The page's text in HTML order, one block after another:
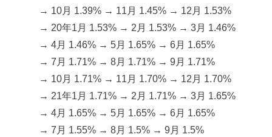
→ 10月 1.39% → 11月 1.45% → 12月 1.53%
→ 20年1月 1.53% → 2月 1.53% → 3月 1.46%
→ 4月 1.46% → 5月 1.65% → 6月 1.65%
→ 7月 1.71% → 8月 1.71% → 9月 1.71%
→ 10月 1.71% → 11月 1.70% → 12月 1.70%
→ 21年1月 1.71% → 2月 1.71% → 3月 1.65%
→ 4月 1.65% → 5月 1.65% → 6月 1.65%
→ 7月 1.55% → 8月 1.5% → 9月 1.5%